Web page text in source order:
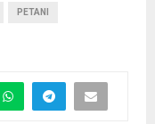
PETANI